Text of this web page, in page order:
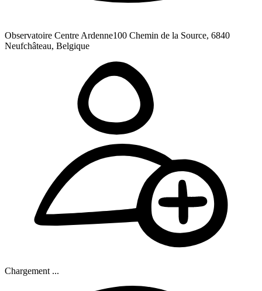
Observatoire Centre Ardenne100 Chemin de la Source, 6840
Neufchâteau, Belgique
Chargement ...